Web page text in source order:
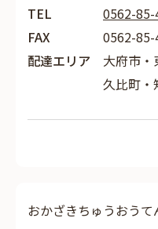
TEL
0562-85-
FAX
0562-
配達エリア
大府市
久比町・
おかざきちゅうおうて